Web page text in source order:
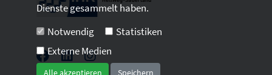
Dienste gesammelt haben.
Notwendig
Statistiken
Externe Medien
Alle akzeptieren Speichern